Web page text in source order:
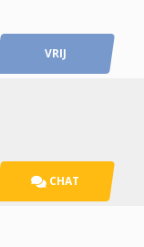
VRIJ
CHAT